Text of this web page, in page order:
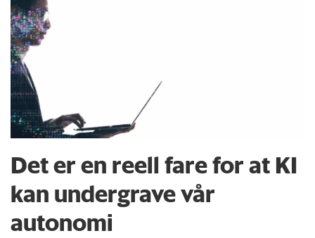
Det er en reell fare for at KI
kan undergrave vår
autonomi